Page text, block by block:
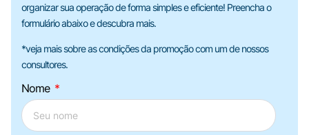
organizar sua operação de forma simples e eficiente! Preencha o
formulário abaixo e descubra mais.
*veja mais sobre as condições da promoção com um de nossos
consultores.
Nome